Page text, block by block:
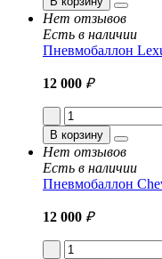
Нет отзывов
Есть в наличии
Пневмобаллон
12 000 ₽
В корзину
Нет отзывов
Есть в наличии
Пневмобаллон
12 000 ₽